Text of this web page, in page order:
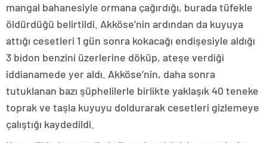
mangal bahanesiyle ormana çağırdığı, burada tüfekle
öldürdüğü belirtildi. Akköse’nin ardından da kuyuya
attığı cesetleri 1 gün sonra kokacağı endişesiyle aldığı
3 bidon benzini üzerlerine döküp, ateşe verdiği
iddianamede yer aldı. Akköse’nin, daha sonra
tutuklanan bazı şüphelilerle birlikte yaklaşık 40 teneke
toprak ve taşla kuyuyu doldurarak cesetleri gizlemeye
çalıştığı kaydedildi.